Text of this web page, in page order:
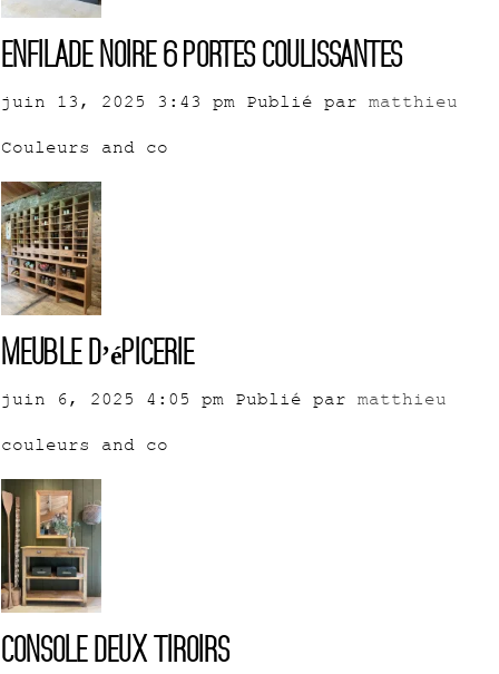
Enfilade noire 6 portes coulissantes
juin 13, 2025 3:43 pm Publié par matthieu
Couleurs and co
Meuble d’épicerie
juin 6, 2025 4:05 pm Publié par matthieu
couleurs and co
Console deux tiroirs